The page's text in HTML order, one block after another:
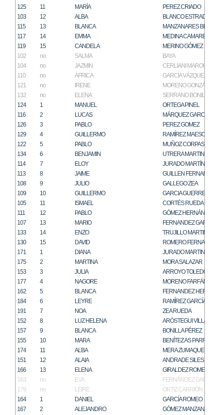
125
11 MARÍA
PEREZ CRIADO
103
12 ALBA
BLANCO ESTRADA
115
13 BLANCA
MANZANARES
117
14 EMMA
MEDINA CAMARERO
119
15 CANDELA
MERINO GÓMEZ
102
no SALMA
BAYA
104
no JAZMIN
CERLIANI MAROUS
110
no ÁFRICA
GARCÍA VÁZQUEZ
121
no IRENE
MORENO GONZÁLEZ
132
no ELENA
SERRANO BONILLA
124
1 MANUEL
ORTEGA PINEL
116
2 LUCAS
MÁRQUEZ GARCÍA
126
3 PABLO
PEREZ GOMEZ
129
4 GUILLERMO
RAMÍREZ MAESO
122
5 PABLO
MUÑOZ CORPAS
134
6 BENJAMIN
UTRERA MARTIN
114
7 ELOY
JURADO MARTÍN
113
8 JAIME
GUILLEN FERNANDEZ
108
9 JULIO
GALLEGO ZEA
109
10 GUILLERMO
GARCIA GUERRERO
105
11 ISMAEL
CORTÉS RUEDA
111
12 PABLO
GÓMEZ HERNÁNDEZ
107
13 MARIO
FERNANDEZ GARCIA
133
14 ENZO
TRUJILLO MARTIN
130
15 DAVID
ROMERO FERNANDEZ
171
1 DIANA
JURADO MARTIN
175
2 MARTINA
MORA SALAZAR
153
3 JULIA
ARROYO TOLEDO
177
4 NAGORE
MORENO FARFÁN
162
5 BLANCA
FERNANDEZ
184
6 LEYRE
RAMÍREZ GARCÍA
191
7 NOA
ZEA RUEDA
152
8 LUZ HELENA
ARÓSTEGUI VILLAR
157
9 BLANCA
BONILLA PÉREZ
155
10 MARA
BENÍTEZ AS PARRA
174
11 ALBA
MERA ZUMAQUERO
151
12 ALAIA
ANDRADE SILES
166
13 ELENA
GIRALDEZ ROMERO
163
no EVA
FERNÁNDEZ GARCÍA
179
no LEIRE
ORTIZ CARRIÓN
164
1 DANIEL
GARCÍA ROMEO
167
2 ALEJANDRO
GÓMEZ MANZANARES